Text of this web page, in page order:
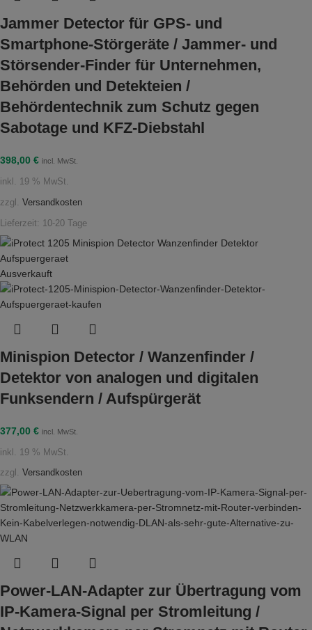
Jammer Detector für GPS- und
Smartphone-Störgeräte / Jammer- und
Störsender-Finder für Unternehmen,
Behörden und Detekteien /
Behördentechnik zum Schutz gegen
Sabotage und KFZ-Diebstahl
398,00 € incl. MwSt.
inkl. 19 % MwSt.
zzgl. Versandkosten
Lieferzeit: 10-20 Tage
Ausverkauft
Minispion Detector / Wanzenfinder /
Detektor von analogen und digitalen
Funksendern / Aufspürgerät
377,00 € incl. MwSt.
inkl. 19 % MwSt.
zzgl. Versandkosten
Power-LAN-Adapter zur Übertragung vom
IP-Kamera-Signal per Stromleitung /